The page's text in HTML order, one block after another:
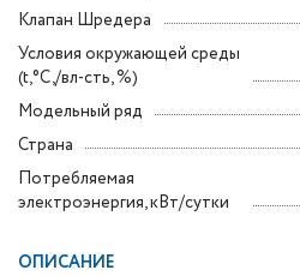
Клапан Шредера
Условия окружающей среды
(t,°C,/вл-сть, %)
Модельный ряд
Страна
Потребляемая
электроэнергия, кВт/сутки
ОПИСАНИЕ